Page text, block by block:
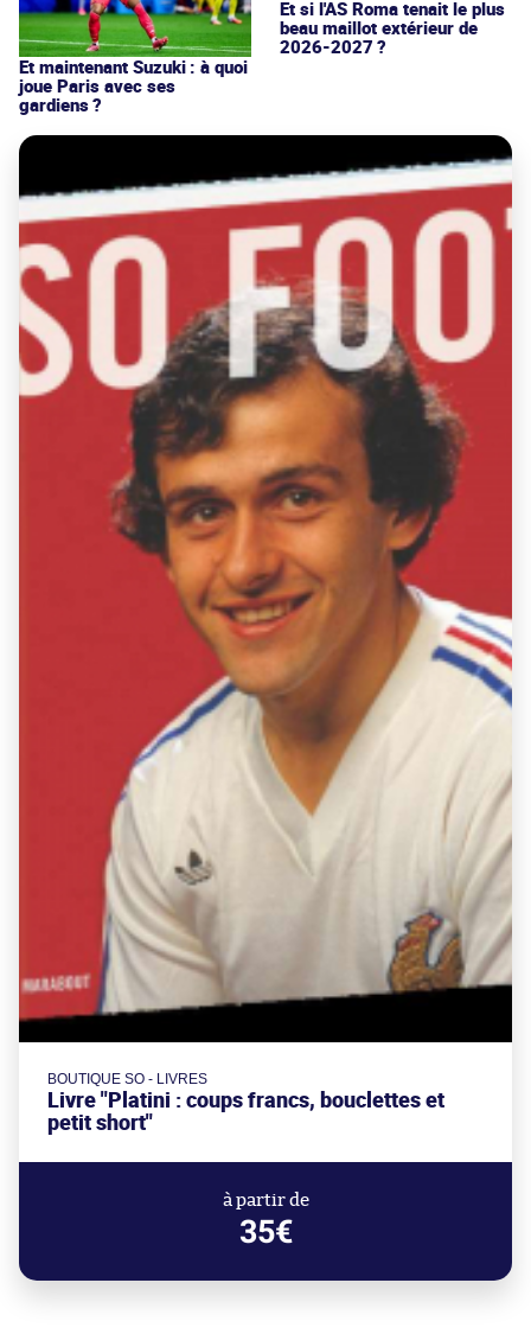
Et maintenant Suzuki : à quoi
joue Paris avec ses
gardiens ?
Et si l'AS Roma tenait le plus
beau maillot extérieur de
2026-2027 ?
BOUTIQUE SO - LIVRES
Livre "Platini : coups francs, bouclettes et
petit short"
à partir de
35€